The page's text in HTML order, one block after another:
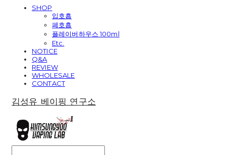
SHOP
입호흡
폐호흡
플레이버하우스 100ml
Etc.
NOTICE
Q&A
REVIEW
WHOLESALE
CONTACT
김성유 베이핑 연구소